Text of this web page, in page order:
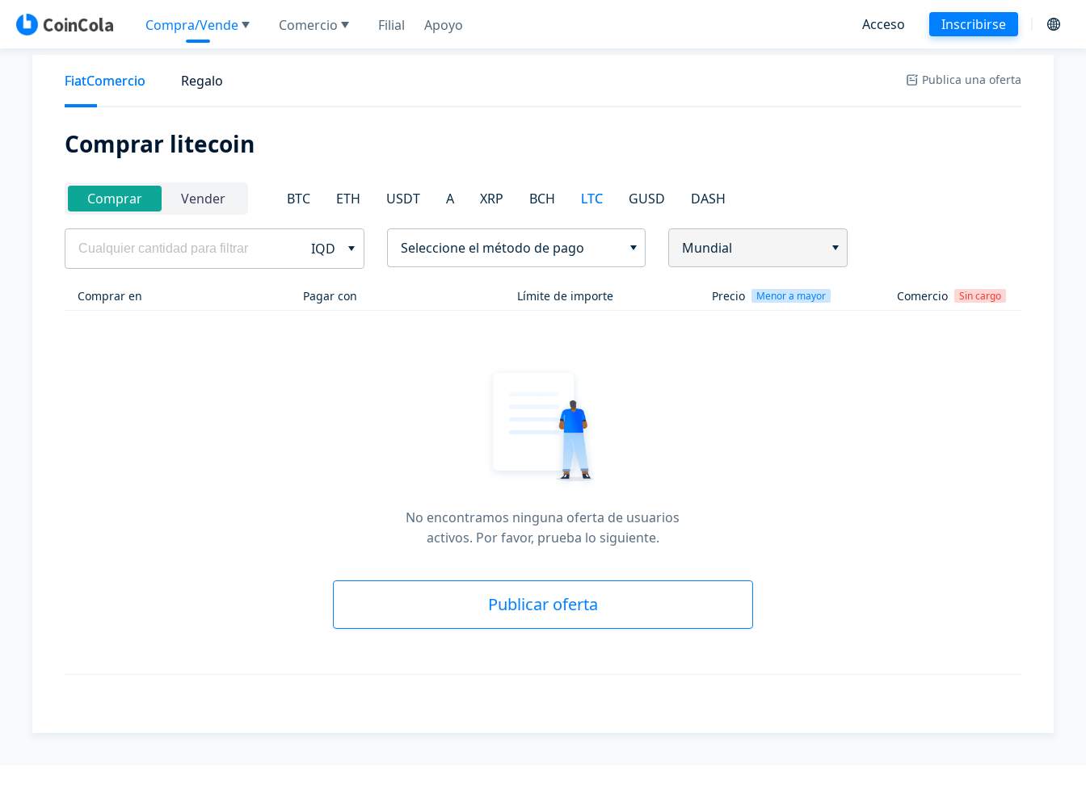
Compra/Vende Comercio Filial Apoyo Acceso Inscribirse
FiatComercio Regalo Publica una oferta
Comprar litecoin
Comprar Vender BTC ETH USDT A XRP BCH LTC GUSD DASH
IQD Seleccione el método de pago Mundial
Comprar en Pagar con Límite de importe Precio Menor a mayor Comercio Sin cargo
No encontramos ninguna oferta de usuarios
activos. Por favor, prueba lo siguiente.
Publicar oferta